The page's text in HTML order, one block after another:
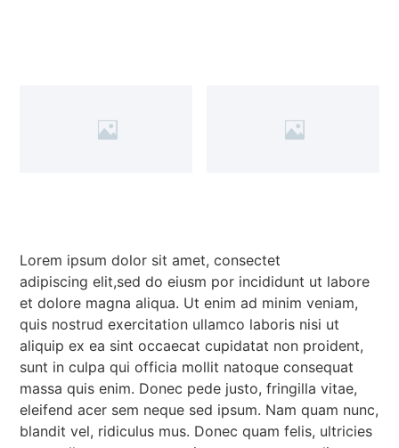
Lorem ipsum dolor sit amet, consectet
adipiscing elit,sed do eiusm por incididunt ut labore
et dolore magna aliqua. Ut enim ad minim veniam,
quis nostrud exercitation ullamco laboris nisi ut
aliquip ex ea sint occaecat cupidatat non proident,
sunt in culpa qui officia mollit natoque consequat
massa quis enim. Donec pede justo, fringilla vitae,
eleifend acer sem neque sed ipsum. Nam quam nunc,
blandit vel, ridiculus mus. Donec quam felis, ultricies